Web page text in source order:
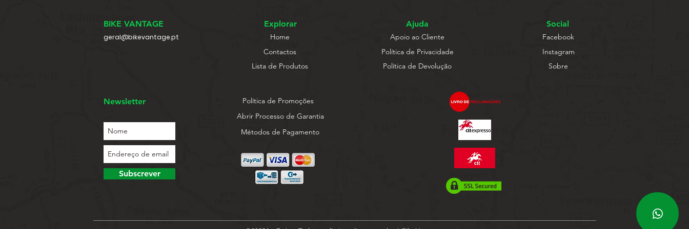
BIKE VANTAGE
geral@bikevantage.pt
Explorar
Home
Contactos
Lista de Produtos
Newsletter
Subscrever
Política de Promoções
Abrir Processo de Garantia
Métodos de Pagamento
Ajuda
Apoio ao Cliente
Política de Privacidade
Política de Devolução
Social
Facebook
Instagram
Sobre